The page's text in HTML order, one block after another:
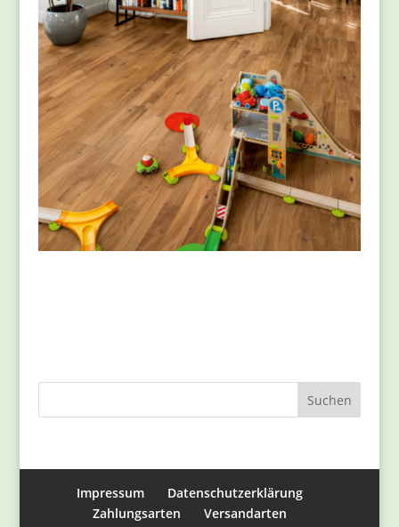
Impressum
Datenschutzerklärung
Zahlungsarten
Versandarten